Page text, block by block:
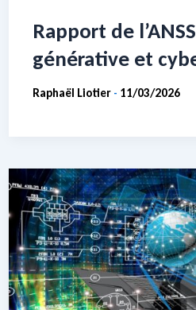
Rapport de
générative et
Raphaël Liotier - 11/03/2026